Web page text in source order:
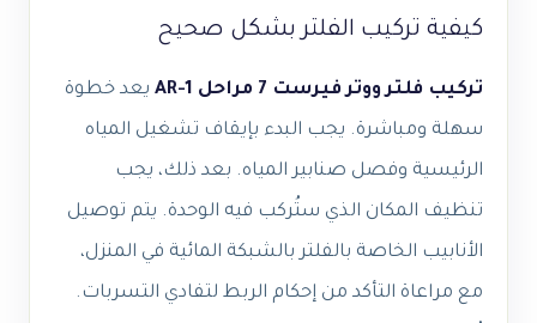
كيفية تركيب الفلتر بشكل صحيح
تركيب فلتر ووتر فيرست 7 مراحل AR-1
يعد خطوة
سهلة ومباشرة. يجب البدء بإيقاف تشغيل المياه
الرئيسية وفصل صنابير المياه. بعد ذلك، يجب
تنظيف المكان الذي ستُركب فيه الوحدة. يتم توصيل
الأنابيب الخاصة بالفلتر بالشبكة المائية في المنزل،
مع مراعاة التأكد من إحكام الربط لتفادي التسربات.